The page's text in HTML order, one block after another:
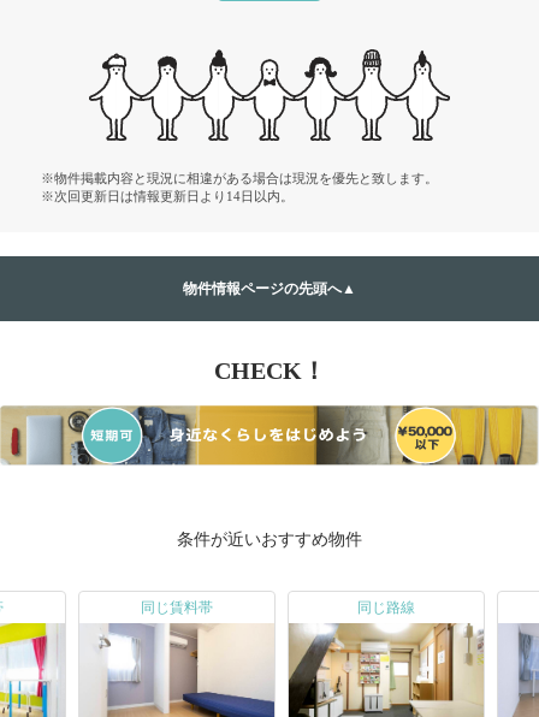
※物件掲載内容と現況に相違がある場合は現況を優先と致します。
※次回更新日は情報更新日より14日以内。
物件情報ページの先頭へ▲
CHECK！
条件が近いおすすめ物件
同じ賃料帯 同じ路線